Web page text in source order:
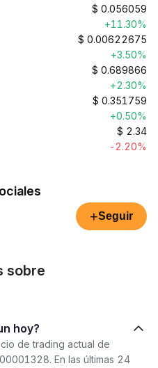
$ 0.056059
+11.30%
$ 0.00622675
+3.50%
$ 0.689866
+2.30%
$ 0.351759
+0.50%
$ 2.34
-2.20%
+Seguir
sobre
hoy?
de trading actual de
En las últimas 24